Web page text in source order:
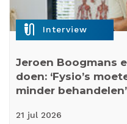
mic_external_on Interview
Jeroen Boogmans
doen: ‘Fysio’s
minder behandelen’
21 jul 2026